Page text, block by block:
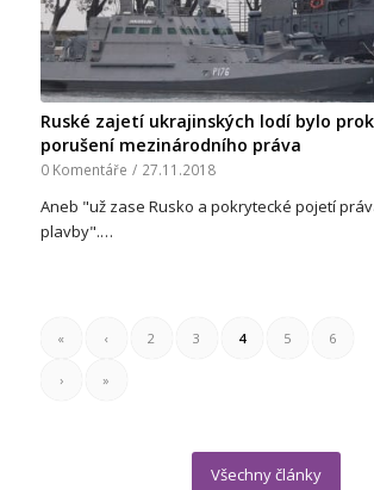
Ruské zajetí ukrajinských lodí bylo
porušení mezinárodního práva
0 Komentáře / 27.11.2018
Aneb "už zase Rusko a pokrytecké pojetí
plavby".…
« ‹ 2 3 4 5 6
› »
Všechny články